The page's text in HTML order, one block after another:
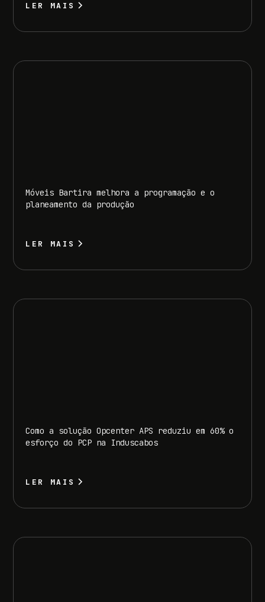
LER MAIS
Móveis Bartira melhora a programação e o
planeamento da produção
LER MAIS
Como a solução Opcenter APS reduziu em 60% o
esforço do PCP na Induscabos
LER MAIS